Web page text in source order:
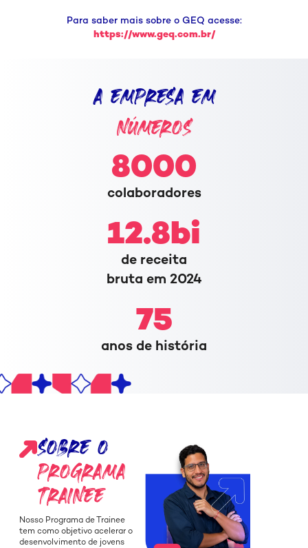
Para saber mais sobre o GEQ acesse:
https://www.geq.com.br/
A EMPRESA EM
NÚMEROS
8000
colaboradores
12.8bi
de receita
bruta em 2024
75
anos de história
SOBRE O
PROGRAMA
TRAINEE
Nosso Programa de Trainee
tem como objetivo acelerar o
desenvolvimento de jovens